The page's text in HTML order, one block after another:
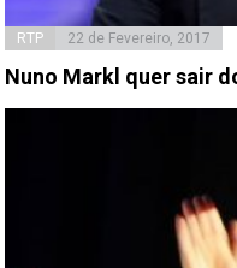
RTP 22 de Fevereiro, 2017
Nuno Markl quer sair